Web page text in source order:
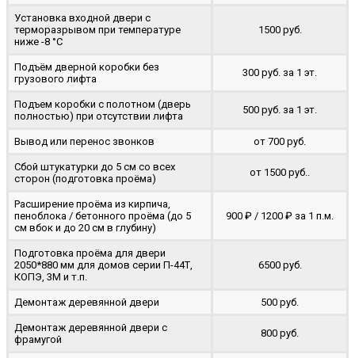
Установка входной двери с
терморазрывом при температуре
ниже -8 °C
1500 руб.
Подъём дверной коробки без
грузового лифта
300 руб. за 1 эт.
Подъем коробки с полотном (дверь
полностью) при отсутствии лифта
500 руб. за 1 эт.
Вывод или перенос звонков от 700 руб.
Сбой штукатурки до 5 см со всех
сторон (подготовка проёма)
от 1500 руб..
Расширение проёма из кирпича,
пеноблока / бетонного проёма (до 5
cм вбок и до 20 см в глубину)
900 ₽ / 1200 ₽ за 1 п.м.
Подготовка проёма для двери
2050*880 мм для домов серии П-44Т,
КОПЭ, 3М и т.п.
6500 руб.
Демонтаж деревянной двери 500 руб.
Демонтаж деревянной двери с
фрамугой
800 руб.